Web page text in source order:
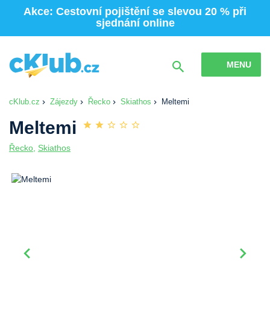
Akce: Cestovní pojištění se slevou 20 % při
sjednání online
MENU
cKlub.cz Zájezdy Řecko Skiathos Meltemi
Meltemi
Řecko Skiathos